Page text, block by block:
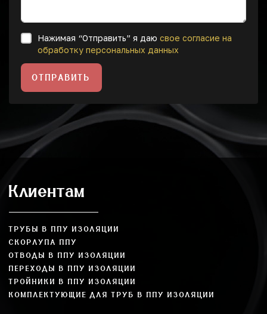
Нажимая “Отправить” я даю свое согласие на
обработку персональных данных
ОТПРАВИТЬ
Клиентам
ТРУБЫ В ППУ ИЗОЛЯЦИИ
СКОРЛУПА ППУ
ОТВОДЫ В ППУ ИЗОЛЯЦИИ
ПЕРЕХОДЫ В ППУ ИЗОЛЯЦИИ
ТРОЙНИКИ В ППУ ИЗОЛЯЦИИ
КОМПЛЕКТУЮЩИЕ ДЛЯ ТРУБ В ППУ ИЗОЛЯЦИИ